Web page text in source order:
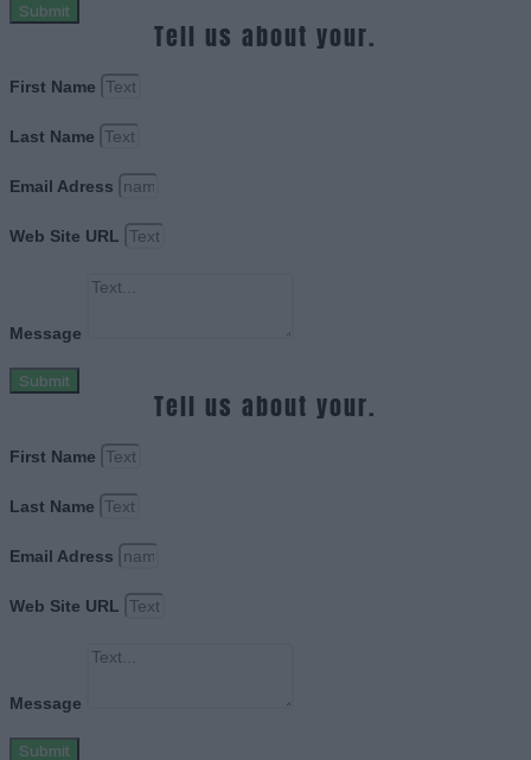
Submit
Tell us about your.
First Name
Last Name
Email Adress
Web Site URL
Message
Submit
Tell us about your.
First Name
Last Name
Email Adress
Web Site URL
Message
Submit